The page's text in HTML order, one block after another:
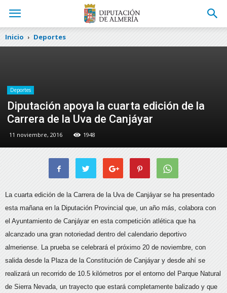
Inicio Deportes
Deportes
Diputación apoya la cuarta edición de la
Carrera de la Uva de Canjáyar
11 noviembre, 2016 1948
La cuarta edición de la Carrera de la Uva de Canjáyar se ha presentado
esta mañana en la Diputación Provincial que, un año más, colabora con
el Ayuntamiento de Canjáyar en esta competición atlética que ha
alcanzado una gran notoriedad dentro del calendario deportivo
almeriense. La prueba se celebrará el próximo 20 de noviembre, con
salida desde la Plaza de la Constitución de Canjáyar y desde ahí se
realizará un recorrido de 10.5 kilómetros por el entorno del Parque Natural
de Sierra Nevada, un trayecto que estará completamente balizado y que